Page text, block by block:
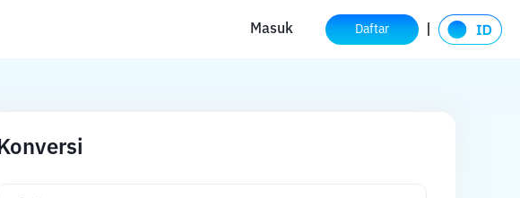
Masuk Daftar
Konversi